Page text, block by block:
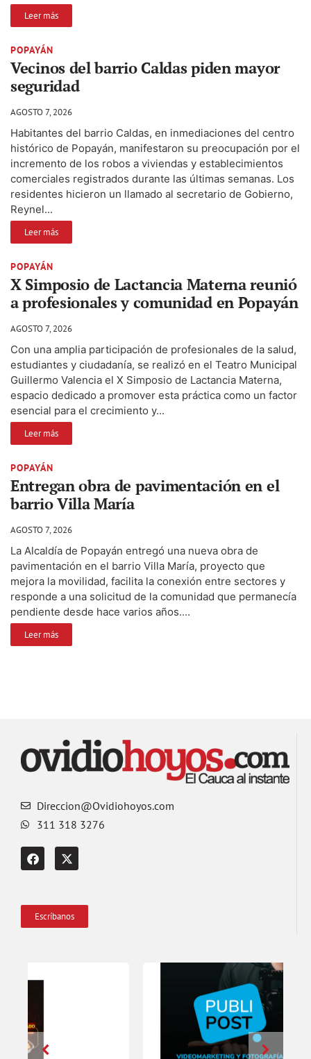
Leer más
POPAYÁN
Vecinos del barrio Caldas piden mayor
seguridad
AGOSTO 7, 2026
Habitantes del barrio Caldas, en inmediaciones del centro
histórico de Popayán, manifestaron su preocupación por el
incremento de los robos a viviendas y establecimientos
comerciales registrados durante las últimas semanas. Los
residentes hicieron un llamado al secretario de Gobierno,
Reynel...
Leer más
POPAYÁN
X Simposio de Lactancia Materna reunió
a profesionales y comunidad en Popayán
AGOSTO 7, 2026
Con una amplia participación de profesionales de la salud,
estudiantes y ciudadanía, se realizó en el Teatro Municipal
Guillermo Valencia el X Simposio de Lactancia Materna,
espacio dedicado a promover esta práctica como un factor
esencial para el crecimiento y...
Leer más
POPAYÁN
Entregan obra de pavimentación en el
barrio Villa María
AGOSTO 7, 2026
La Alcaldía de Popayán entregó una nueva obra de
pavimentación en el barrio Villa María, proyecto que
mejora la movilidad, facilita la conexión entre sectores y
responde a una solicitud de la comunidad que permanecía
pendiente desde hace varios años....
Leer más
Direccion@Ovidiohoyos.com
311 318 3276
Escríbanos